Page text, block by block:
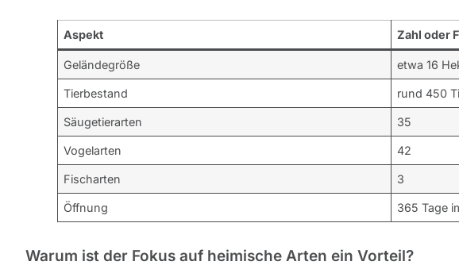
Aspekt Zahl oder
Geländegröße etwa 16
Tierbestand rund 450
Säugetierarten 35
Vogelarten 42
Fischarten 3
Öffnung 365 Tage
Warum ist der Fokus auf heimische Arten ein Vorteil?